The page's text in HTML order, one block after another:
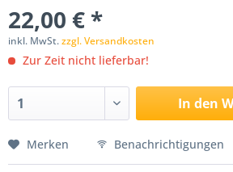
22,00 € *
inkl. MwSt.zzgl. Versandkosten
Zur Zeit nicht lieferbar!
In den
Merken Benachrichtigungen